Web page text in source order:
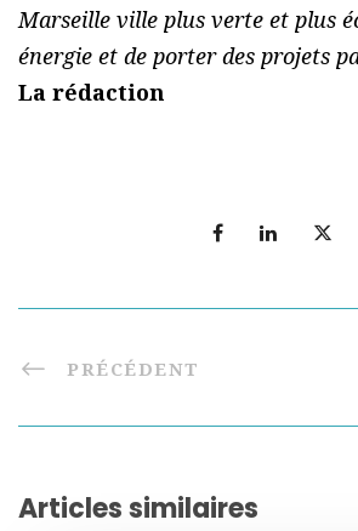
Marseille ville plus verte et plus
énergie et de porter des projets
La rédaction
PRÉCÉDENT
Articles similaires